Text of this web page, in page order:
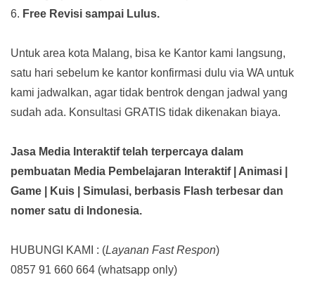
6. Free Revisi sampai Lulus.
Untuk area kota Malang, bisa ke Kantor kami langsung,
satu hari sebelum ke kantor konfirmasi dulu via WA untuk
kami jadwalkan, agar tidak bentrok dengan jadwal yang
sudah ada. Konsultasi GRATIS tidak dikenakan biaya.
Jasa Media Interaktif telah terpercaya dalam
pembuatan Media Pembelajaran Interaktif| Animasi |
Game | Kuis | Simulasi, berbasis Flash terbesar dan
nomer satu di Indonesia.
HUBUNGI KAMI : (Layanan Fast Respon)
0857 91 660 664 (whatsapp only)